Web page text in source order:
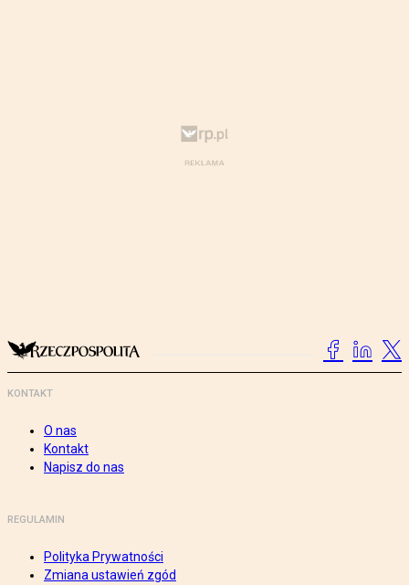
KONTAKT
O nas
Kontakt
Napisz do nas
REGULAMIN
Polityka Prywatności
Zmiana ustawień zgód